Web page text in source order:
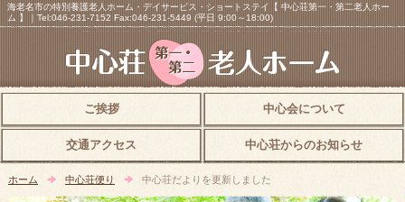
海老名市の特別養護老人ホーム・デイサービス・ショートステイ【 中心荘第一・第二老人ホー
ム 】｜Tel:046-231-7152 Fax:046-231-5449 (平日 9:00～18:00)
ご挨拶 中心会について
交通アクセス 中心荘からのお知らせ
ホーム 中心荘便り 中心荘だよりを更新しました